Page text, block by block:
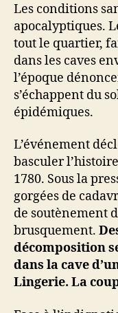
Les conditions
apocalyptiques.
tout le quartier,
dans les caves
l’époque
s’échappent du
épidémiques.
L’événement
basculer
1780. Sous la
gorgées de
de soutènement
brusquement.
décomposition
dans la cave
Lingerie. La